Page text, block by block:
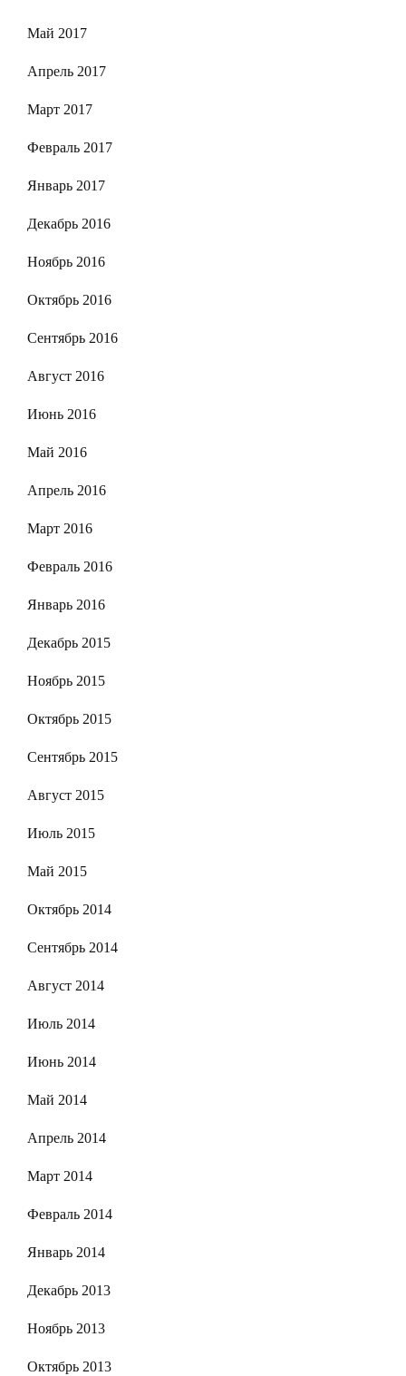
Май 2017
Апрель 2017
Март 2017
Февраль 2017
Январь 2017
Декабрь 2016
Ноябрь 2016
Октябрь 2016
Сентябрь 2016
Август 2016
Июнь 2016
Май 2016
Апрель 2016
Март 2016
Февраль 2016
Январь 2016
Декабрь 2015
Ноябрь 2015
Октябрь 2015
Сентябрь 2015
Август 2015
Июль 2015
Май 2015
Октябрь 2014
Сентябрь 2014
Август 2014
Июль 2014
Июнь 2014
Май 2014
Апрель 2014
Март 2014
Февраль 2014
Январь 2014
Декабрь 2013
Ноябрь 2013
Октябрь 2013